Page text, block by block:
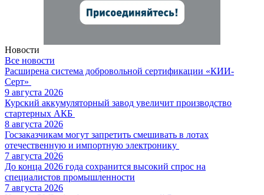
Новости
Все новости
Расширена система добровольной сертификации «КИИ-
Серт»
9 августа 2026
Курский аккумуляторный завод увеличит производство
стартерных АКБ
8 августа 2026
Госзаказчикам могут запретить смешивать в лотах
отечественную и импортную электронику
7 августа 2026
До конца 2026 года сохранится высокий спрос на
специалистов промышленности
7 августа 2026